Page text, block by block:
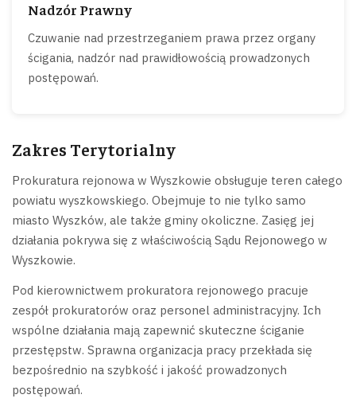
Nadzór Prawny
Czuwanie nad przestrzeganiem prawa przez organy
ścigania, nadzór nad prawidłowością prowadzonych
postępowań.
Zakres Terytorialny
Prokuratura rejonowa w Wyszkowie obsługuje teren całego
powiatu wyszkowskiego. Obejmuje to nie tylko samo
miasto Wyszków, ale także gminy okoliczne. Zasięg jej
działania pokrywa się z właściwością Sądu Rejonowego w
Wyszkowie.
Pod kierownictwem prokuratora rejonowego pracuje
zespół prokuratorów oraz personel administracyjny. Ich
wspólne działania mają zapewnić skuteczne ściganie
przestępstw. Sprawna organizacja pracy przekłada się
bezpośrednio na szybkość i jakość prowadzonych
postępowań.